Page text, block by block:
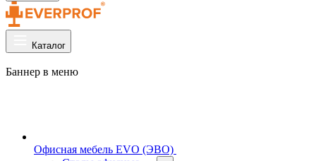
Каталог
Баннер в меню
Офисная мебель EVO (ЭВО)